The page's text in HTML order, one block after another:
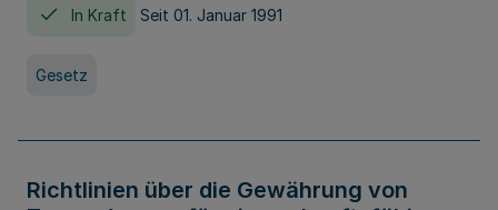
In Kraft Seit 01. Januar 1991
Gesetz
Richtlinien über die Gewährung von